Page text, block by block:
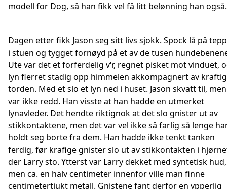
modell for Dog, så han fikk vel få litt belønning han også.
Dagen etter fikk Jason seg sitt livs sjokk. Spock lå på
i stuen og tygget fornøyd på et av de tusen
Ute var det et forferdelig v‘r, regnet pisket mot vinduet,
lyn flerret stadig opp himmelen akkompagnert av kraftig
torden. Med et slo et lyn ned i huset. Jason skvatt til, men
var ikke redd. Han visste at han hadde en utmerket
lynavleder. Det hendte riktignok at det slo gnister ut av
stikkontaktene, men det var vel ikke så farlig så lenge
holdt seg borte fra dem. Han hadde ikke tenkt tanken
ferdig, før krafige gnister slo ut av stikkontakten i
der Larry sto. Ytterst var Larry dekket med syntetisk hud,
men ca. en halv centimeter innenfor ville man finne
centimetertjukt metall. Gnistene fant derfor en ypperlig